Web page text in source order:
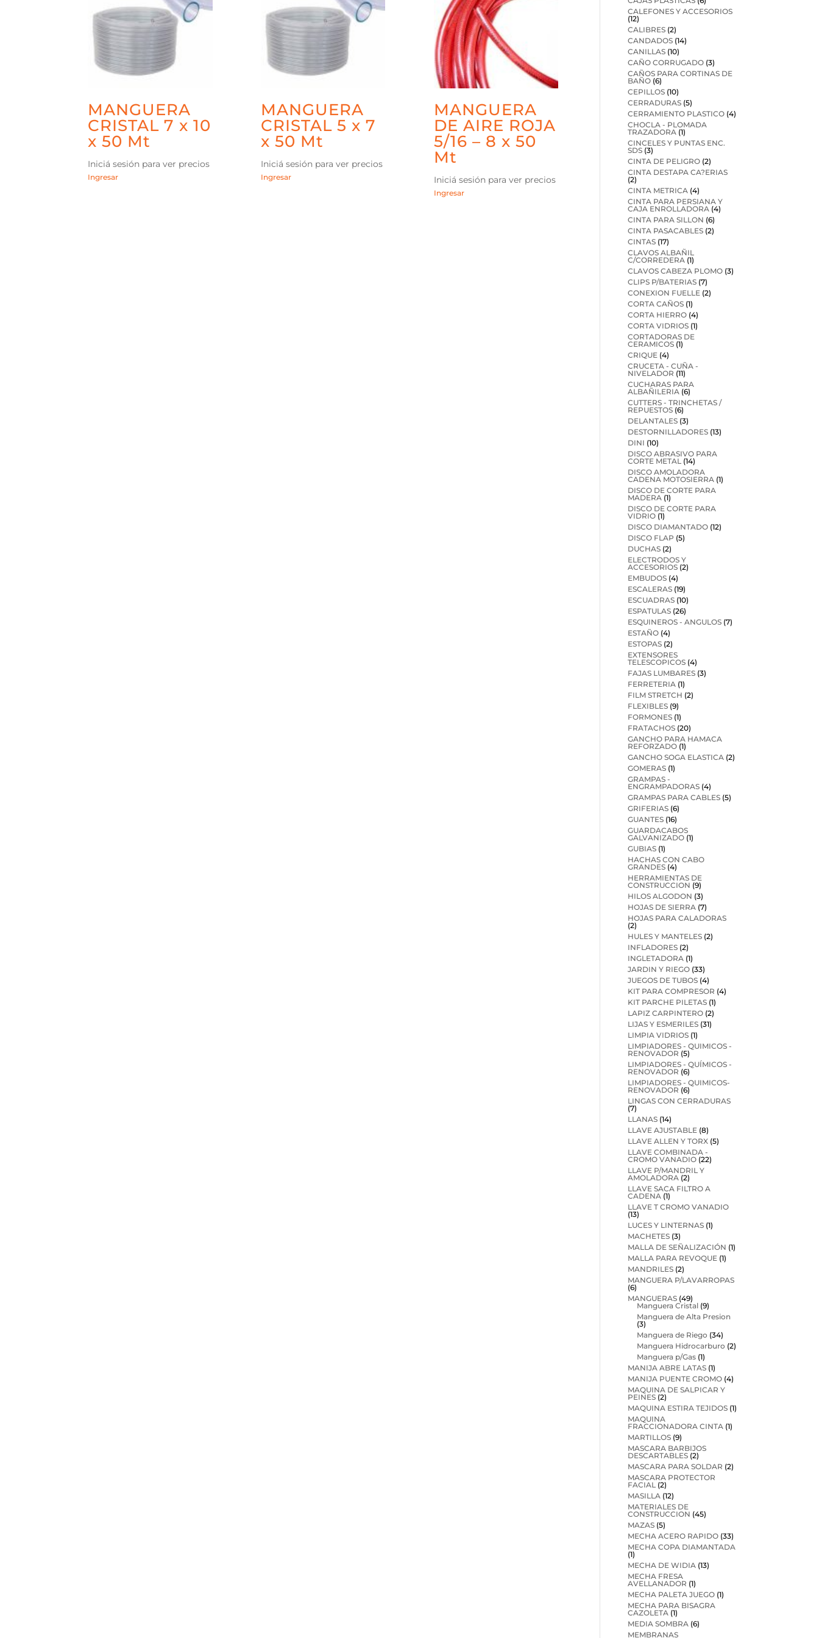
MANGUERA
CRISTAL 7 x 10
x 50 Mt
Iniciá sesión para ver precios
Ingresar
MANGUERA
CRISTAL 5 x 7
x 50 Mt
Iniciá sesión para ver precios
Ingresar
MANGUERA
DE AIRE ROJA
5/16 – 8 x 50
Mt
Iniciá sesión para ver precios
Ingresar
CALEFONES Y ACCESORIOS
(12)
CALIBRES (2)
CANDADOS (14)
CANILLAS (10)
CAÑO CORRUGADO (3)
CAÑOS PARA CORTINAS DE
BAÑO (6)
CEPILLOS (10)
CERRADURAS (5)
CERRAMIENTO PLASTICO (4)
CHOCLA - PLOMADA
TRAZADORA (1)
CINCELES Y PUNTAS ENC.
SDS (3)
CINTA DE PELIGRO (2)
CINTA DESTAPA CA?ERIAS
(2)
CINTA METRICA (4)
CINTA PARA PERSIANA Y
CAJA ENROLLADORA (4)
CINTA PARA SILLON (6)
CINTA PASACABLES (2)
CINTAS (17)
CLAVOS ALBAÑIL
C/CORREDERA (1)
CLAVOS CABEZA PLOMO (3)
CLIPS P/BATERIAS (7)
CONEXION FUELLE (2)
CORTA CAÑOS (1)
CORTA HIERRO (4)
CORTA VIDRIOS (1)
CORTADORAS DE
CERAMICOS (1)
CRIQUE (4)
CRUCETA - CUÑA -
NIVELADOR (11)
CUCHARAS PARA
ALBAÑILERIA (6)
CUTTERS - TRINCHETAS /
REPUESTOS (6)
DELANTALES (3)
DESTORNILLADORES (13)
DINI (10)
DISCO ABRASIVO PARA
CORTE METAL (14)
DISCO AMOLADORA
CADENA MOTOSIERRA (1)
DISCO DE CORTE PARA
MADERA (1)
DISCO DE CORTE PARA
VIDRIO (1)
DISCO DIAMANTADO (12)
DISCO FLAP (5)
DUCHAS (2)
ELECTRODOS Y
ACCESORIOS (2)
EMBUDOS (4)
ESCALERAS (19)
ESCUADRAS (10)
ESPATULAS (26)
ESQUINEROS - ANGULOS (7)
ESTAÑO (4)
ESTOPAS (2)
EXTENSORES
TELESCOPICOS (4)
FAJAS LUMBARES (3)
FERRETERIA (1)
FILM STRETCH (2)
FLEXIBLES (9)
FORMONES (1)
FRATACHOS (20)
GANCHO PARA HAMACA
REFORZADO (1)
GANCHO SOGA ELASTICA (2)
GOMERAS (1)
GRAMPAS -
ENGRAMPADORAS (4)
GRAMPAS PARA CABLES (5)
GRIFERIAS (6)
GUANTES (16)
GUARDACABOS
GALVANIZADO (1)
GUBIAS (1)
HACHAS CON CABO
GRANDES (4)
HERRAMIENTAS DE
CONSTRUCCION (9)
HILOS ALGODON (3)
HOJAS DE SIERRA (7)
HOJAS PARA CALADORAS
(2)
HULES Y MANTELES (2)
INFLADORES (2)
INGLETADORA (1)
JARDIN Y RIEGO (33)
JUEGOS DE TUBOS (4)
KIT PARA COMPRESOR (4)
KIT PARCHE PILETAS (1)
LAPIZ CARPINTERO (2)
LIJAS Y ESMERILES (31)
LIMPIA VIDRIOS (1)
LIMPIADORES - QUIMICOS -
RENOVADOR (5)
LIMPIADORES - QUÍMICOS -
RENOVADOR (6)
LIMPIADORES - QUIMICOS-
RENOVADOR (6)
LINGAS CON CERRADURAS
(7)
LLANAS (14)
LLAVE AJUSTABLE (8)
LLAVE ALLEN Y TORX (5)
LLAVE COMBINADA -
CROMO VANADIO (22)
LLAVE P/MANDRIL Y
AMOLADORA (2)
LLAVE SACA FILTRO A
CADENA (1)
LLAVE T CROMO VANADIO
(13)
LUCES Y LINTERNAS (1)
MACHETES (3)
MALLA DE SEÑALIZACIÓN (1)
MALLA PARA REVOQUE (1)
MANDRILES (2)
MANGUERA P/LAVARROPAS
(6)
MANGUERAS (49)
Manguera Cristal (9)
Manguera de Alta Presion
(3)
Manguera de Riego (34)
Manguera Hidrocarburo (2)
Manguera p/Gas (1)
MANIJA ABRE LATAS (1)
MANIJA PUENTE CROMO (4)
MAQUINA DE SALPICAR Y
PEINES (2)
MAQUINA ESTIRA TEJIDOS (1)
MAQUINA
FRACCIONADORA CINTA (1)
MARTILLOS (9)
MASCARA BARBIJOS
DESCARTABLES (2)
MASCARA PARA SOLDAR (2)
MASCARA PROTECTOR
FACIAL (2)
MASILLA (12)
MATERIALES DE
CONSTRUCCION (45)
MAZAS (5)
MECHA ACERO RAPIDO (33)
MECHA COPA DIAMANTADA
(1)
MECHA DE WIDIA (13)
MECHA FRESA
AVELLANADOR (1)
MECHA PALETA JUEGO (1)
MECHA PARA BISAGRA
CAZOLETA (1)
MEDIA SOMBRA (6)
MEMBRANAS